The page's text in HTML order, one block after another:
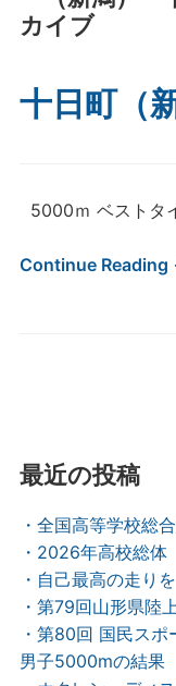
カイブ
十日町（
5000ｍ ベスト
Continue Reading
最近の投稿
・全国高等学校
・2026年高校総体
・自己最高の走り
・第79回山形県
・第80回 国民ス
男子5000mの結果